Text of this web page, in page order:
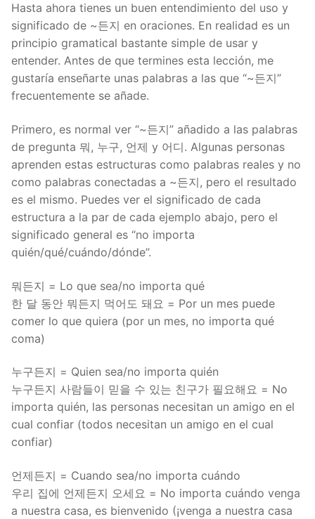
Hasta ahora tienes un buen entendimiento del uso y
significado de ~든지 en oraciones. En realidad es un
principio gramatical bastante simple de usar y
entender. Antes de que termines esta lección, me
gustaría enseñarte unas palabras a las que “~든지”
frecuentemente se añade.
Primero, es normal ver “~든지” añadido a las palabras
de pregunta 뭐, 누구, 언제 y 어디. Algunas personas
aprenden estas estructuras como palabras reales y no
como palabras conectadas a ~든지, pero el resultado
es el mismo. Puedes ver el significado de cada
estructura a la par de cada ejemplo abajo, pero el
significado general es “no importa
quién/qué/cuándo/dónde”.
뭐든지 = Lo que sea/no importa qué
한 달 동안 뭐든지 먹어도 돼요 = Por un mes puede
comer lo que quiera (por un mes, no importa qué
coma)
누구든지 = Quien sea/no importa quién
누구든지 사람들이 믿을 수 있는 친구가 필요해요 = No
importa quién, las personas necesitan un amigo en el
cual confiar (todos necesitan un amigo en el cual
confiar)
언제든지 = Cuando sea/no importa cuándo
우리 집에 언제든지 오세요 = No importa cuándo venga
a nuestra casa, es bienvenido (¡venga a nuestra casa